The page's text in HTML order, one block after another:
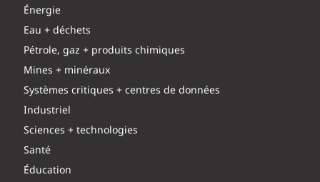
Énergie
Eau + déchets
Pétrole, gaz + produits chimiques
Mines + minéraux
Systèmes critiques + centres de données
Industriel
Sciences + technologies
Santé
Éducation